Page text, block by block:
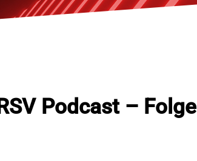
Podcast – Folge